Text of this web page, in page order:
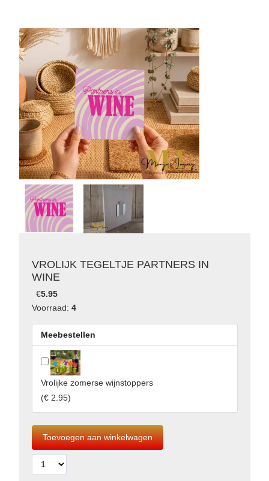
VROLIJK TEGELTJE PARTNERS IN
WINE
€5.95
Voorraad: 4
Meebestellen
Vrolijke zomerse wijnstoppers
(€ 2.95)